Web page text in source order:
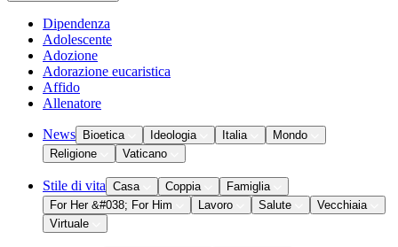
Dipendenza
Adolescente
Adozione
Adorazione eucaristica
Affido
Allenatore
News Bioetica Ideologia Italia
Mondo
Religione
Vaticano
Stile di vita Casa Coppia
Famiglia
For Her &#038; For Him
Lavoro Salute
Vecchiaia
Virtuale